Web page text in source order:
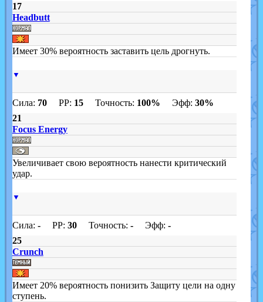
17
Headbutt
Имеет 30% вероятность заставить цель дрогнуть.
▼
Сила: 70PP: 15Точность: 100% Эфф: 30%
21
Focus Energy
Увеличивает свою вероятность нанести критический
удар.
▼
Сила: -PP: 30Точность: -Эфф: -
25
Crunch
Имеет 20% вероятность понизить Защиту цели на одну
ступень.